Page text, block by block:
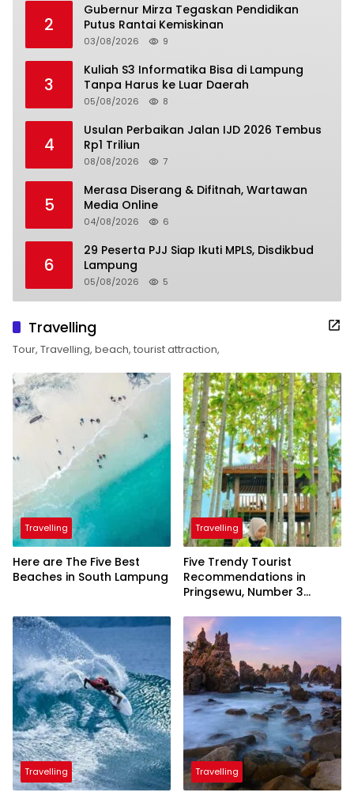
2
Gubernur Mirza Tegaskan Pendidikan
Putus Rantai Kemiskinan
03/08/2026 9
3
Kuliah S3 Informatika Bisa di Lampung
Tanpa Harus ke Luar Daerah
05/08/2026 8
4
Usulan Perbaikan Jalan IJD 2026 Tembus
Rp1 Triliun
08/08/2026 7
5
Merasa Diserang & Difitnah, Wartawan
Media Online
04/08/2026 6
6
29 Peserta PJJ Siap Ikuti MPLS, Disdikbud
Lampung
05/08/2026 5
Travelling
Tour, Travelling, beach, tourist attraction,
Travelling
Here are The Five Best
Beaches in South Lampung
Travelling
Five Trendy Tourist
Recommendations in
Pringsewu, Number 3
President
Travelling Travelling